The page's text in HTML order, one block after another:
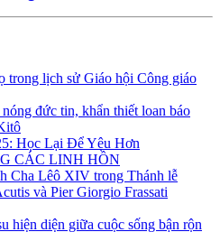
trong lịch sử Giáo hội Công giáo
đức tin, khẩn thiết loan báo
Học Lại Để Yêu Hơn
CÁC LINH HỒN
Cha Lêô XIV trong Thánh lễ
và Pier Giorgio Frassati
hiện diện giữa cuộc sống bận rộn